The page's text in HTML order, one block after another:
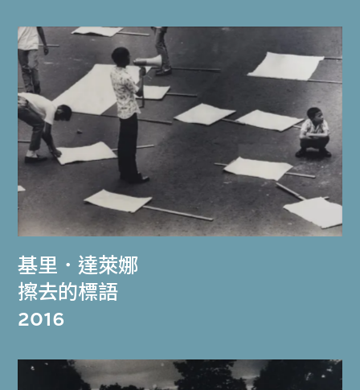
基里．達萊娜
擦去的標語
2016